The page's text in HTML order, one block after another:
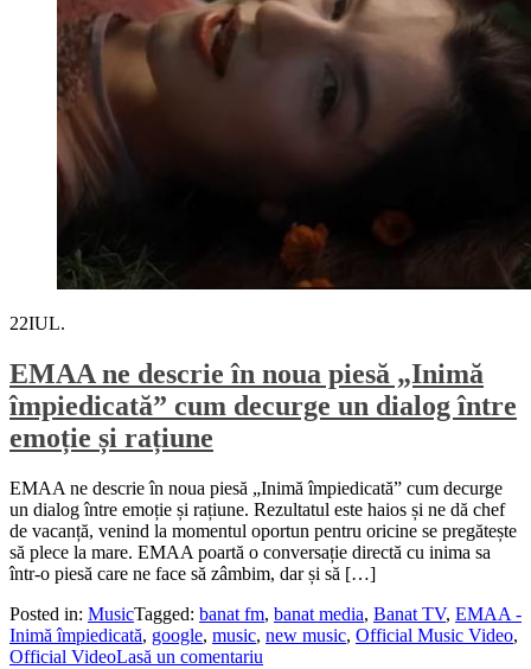
22IUL.
EMAA ne descrie în noua piesă „Inimă
împiedicată” cum decurge un dialog între
emoție și rațiune
EMAA ne descrie în noua piesă „Inimă împiedicată” cum decurge
un dialog între emoție și rațiune. Rezultatul este haios și ne dă chef
de vacanță, venind la momentul oportun pentru oricine se pregătește
să plece la mare. EMAA poartă o conversație directă cu inima sa
într-o piesă care ne face să zâmbim, dar și să […]
Posted in: MusicTagged: banat fm, banat media, Banat TV, EMAA -
Inimă împiedicată, google, music, new music, Official Music Video,
Official VideoLasă un comentariu